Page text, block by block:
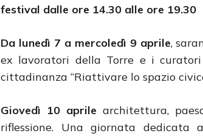
festival dalle ore 14.30 alle ore 19.30
Da lunedì 7 a mercoledì 9 aprile,
ex lavoratori della Torre e i
cittadinanza “Riattivare lo spazio
Giovedì 10 aprile architettura,
riflessione. Una giornata